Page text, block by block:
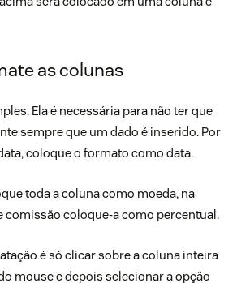
as colunas
Ela é necessária para não ter que
sempre que um dado é inserido. Por
coloque o formato como data.
toda a coluna como moeda, na
comissão coloque-a como percentual.
é só clicar sobre a coluna inteira
mouse e depois selecionar a opção